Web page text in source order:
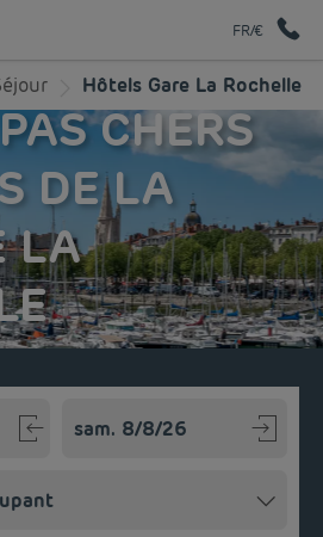
FR/€
Hôtels Gare La Rochelle
CHERS
DE LA
LA